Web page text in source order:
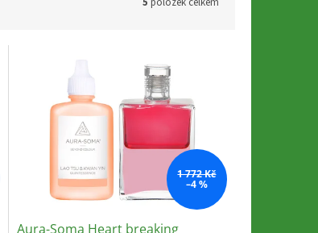
1 772 Kč
–4 %
Aura-Soma Heart breaking